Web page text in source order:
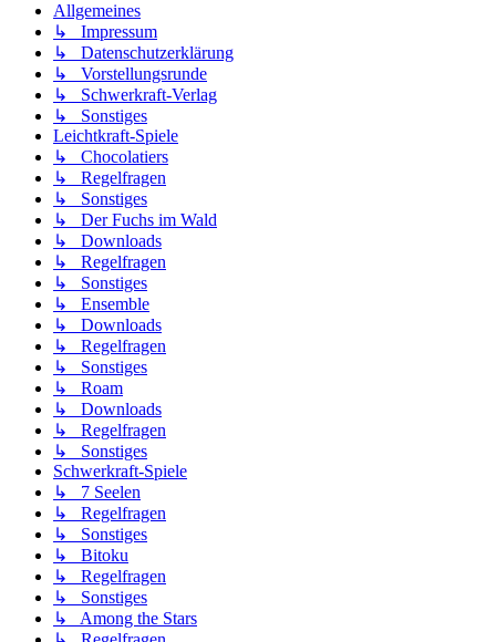
Allgemeines
↳ Impressum
↳ Datenschutzerklärung
↳ Vorstellungsrunde
↳ Schwerkraft-Verlag
↳ Sonstiges
Leichtkraft-Spiele
↳ Chocolatiers
↳ Regelfragen
↳ Sonstiges
↳ Der Fuchs im Wald
↳ Downloads
↳ Regelfragen
↳ Sonstiges
↳ Ensemble
↳ Downloads
↳ Regelfragen
↳ Sonstiges
↳ Roam
↳ Downloads
↳ Regelfragen
↳ Sonstiges
Schwerkraft-Spiele
↳ 7 Seelen
↳ Regelfragen
↳ Sonstiges
↳ Bitoku
↳ Regelfragen
↳ Sonstiges
↳ Among the Stars